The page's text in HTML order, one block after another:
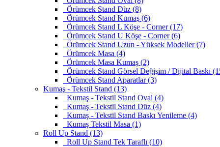
Örümcek Stand Düz (8)
Örümcek Stand Kumaş (6)
Örümcek Stand L Köşe - Corner (17)
Örümcek Stand U Köşe - Corner (6)
Örümcek Stand Uzun - Yüksek Modeller (7)
Örümcek Masa (4)
Örümcek Masa Kumaş (2)
Örümcek Stand Görsel Değişim / Dijital Baskı
Örümcek Stand Aparatlar (3)
Kumaş - Tekstil Stand (13)
Kumaş - Tekstil Stand Oval (4)
Kumaş - Tekstil Stand Düz (4)
Kumaş - Tekstil Stand Baskı Yenileme (4)
Kumaş Tekstil Masa (1)
Roll Up Stand (13)
Roll Up Stand Tek Taraflı (10)